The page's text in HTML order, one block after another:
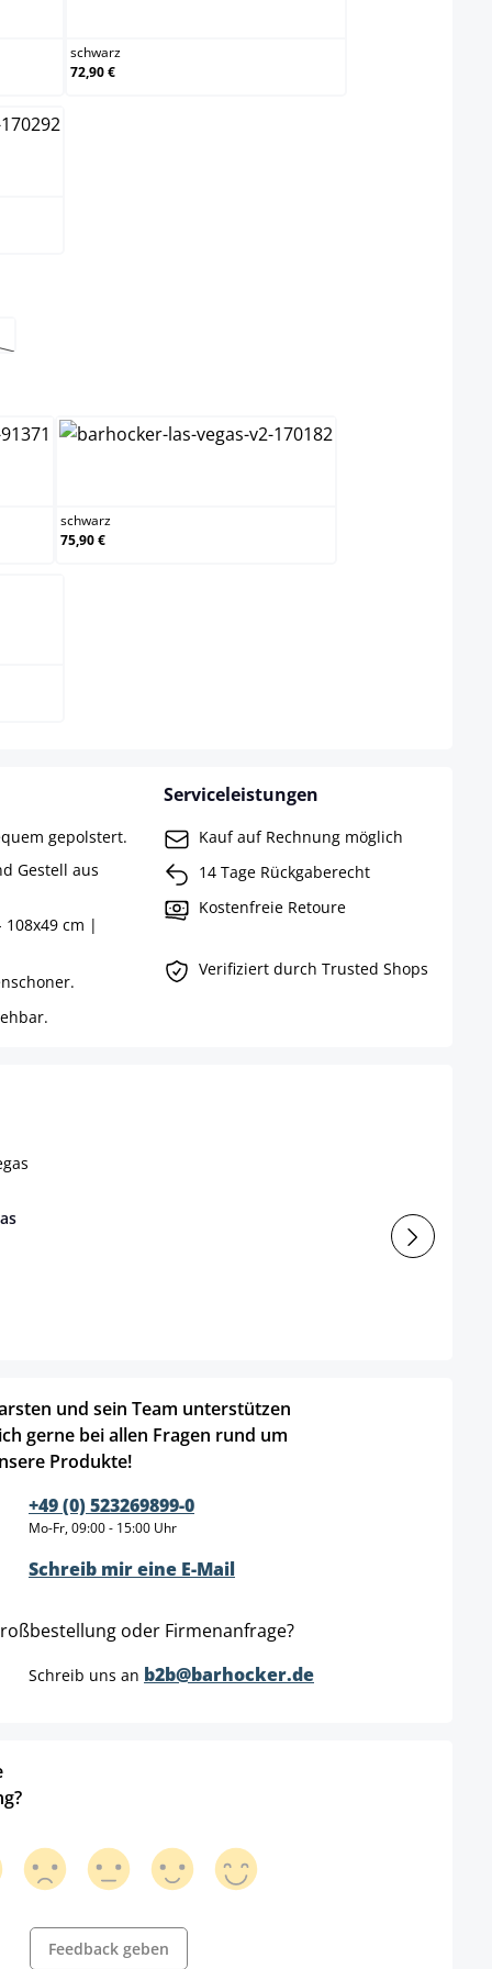
schwarz
72,90 €
nicht verfügbar.)
ist zurzeit nicht verfügbar.)
schwarz
75,90 €
gepolstert.
Gestell aus
108x49 cm |
Serviceleistungen
Kauf auf Rechnung möglich
14 Tage Rückgaberecht
Kostenfreie Retoure
Verifiziert durch Trusted Shops
und sein Team unterstützen
gerne bei allen Fragen rund um
Produkte!
+49 (0) 523269899-0
Mo-Fr, 09:00 - 15:00 Uhr
Schreib mir eine E-Mail
oder Firmenanfrage?
Schreib uns an b2b@barhocker.de
Feedback geben